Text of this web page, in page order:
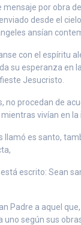
por obra
desde el
ansían
con el espíritu
su esperanza en
Jesucristo.
no procedan de
vivían en la
llamó es santo,
escrito: Sean
Padre a aquel
uno según sus